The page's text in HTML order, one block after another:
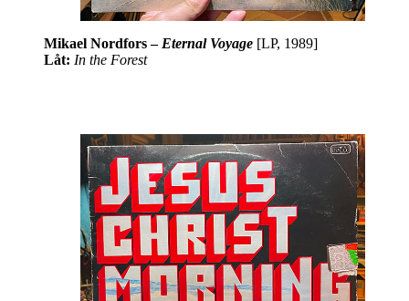
Mikael Nordfors – Eternal Voyage [LP, 1989]
Låt: In the Forest